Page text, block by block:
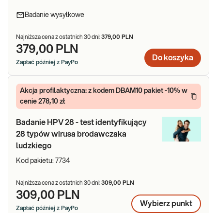
Badanie wysyłkowe
Najniższa cena z ostatnich 30 dni:379,00 PLN
379,00 PLN
Zapłać później z PayPo
Do koszyka
Akcja profilaktyczna: z kodem DBAM10 pakiet -10% w
cenie 278,10 zł
Badanie HPV 28 - test identyfikujący
28 typów wirusa brodawczaka
ludzkiego
Kod pakietu: 7734
Najniższa cena z ostatnich 30 dni:309,00 PLN
309,00 PLN
Zapłać później z PayPo
Wybierzpunkt